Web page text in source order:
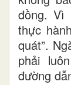
đồng. Vì
thực
quát”.
phải
đường